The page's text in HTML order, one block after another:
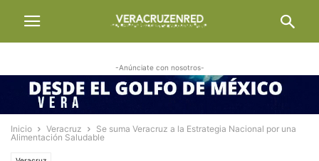
-Anúnciate con nosotros-
Inicio Veracruz
Se suma Veracruz a la Estrategia Nacional por una
Alimentación Saludable